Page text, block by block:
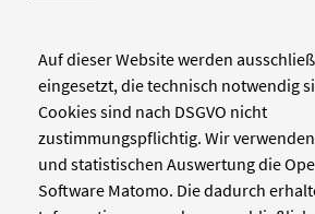
Auf dieser Website werden
eingesetzt, die technisch notwendig
Cookies sind nach DSGVO nicht
zustimmungspflichtig. Wir
und statistischen Auswertung die
Software Matomo. Die dadurch
Verlag
Zellwerk GmbH & Co KG
Pinienstraße 2
40233 Düsseldorf